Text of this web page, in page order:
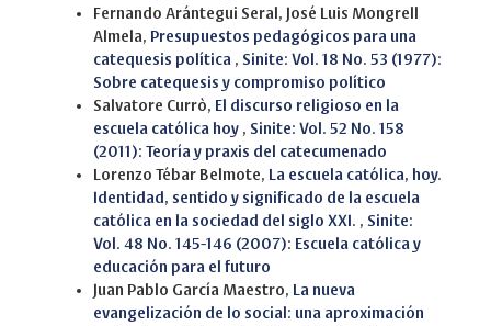
Fernando Arántegui Seral, José Luis Mongrell
Almela, Presupuestos pedagógicos para una
catequesis política , Sinite: Vol. 18 No. 53 (1977):
Sobre catequesis y compromiso político
Salvatore Currò, El discurso religioso en la
escuela católica hoy , Sinite: Vol. 52 No. 158
(2011): Teoría y praxis del catecumenado
Lorenzo Tébar Belmote,
La escuela católica, hoy.
Identidad, sentido y significado de la escuela
católica en la sociedad del siglo XXI. , Sinite:
Vol. 48 No. 145-146 (2007): Escuela católica y
educación para el futuro
Juan Pablo García Maestro,
La nueva
evangelización de lo social: una aproximación